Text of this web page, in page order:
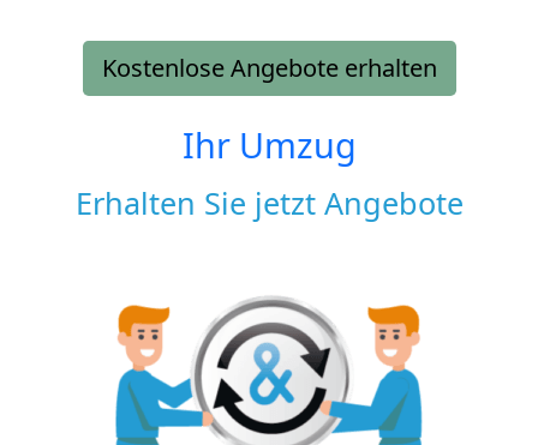
Kostenlose Angebote erhalten
Ihr Umzug
Erhalten Sie jetzt Angebote